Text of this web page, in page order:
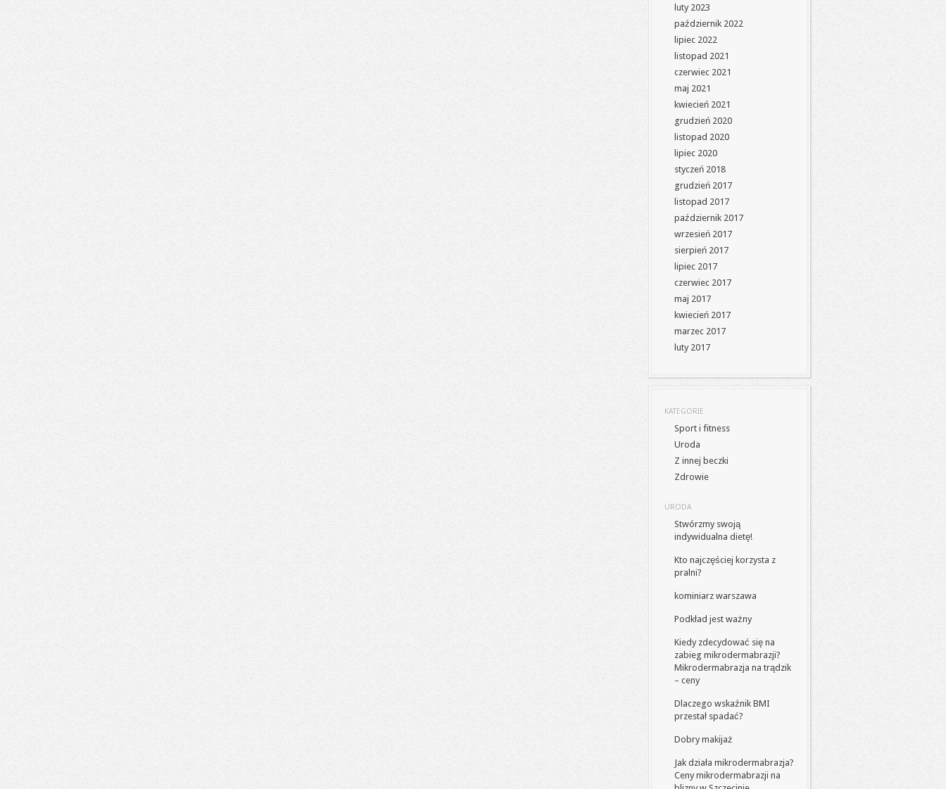
luty 2023
październik 2022
lipiec 2022
listopad 2021
czerwiec 2021
maj 2021
kwiecień 2021
grudzień 2020
listopad 2020
lipiec 2020
styczeń 2018
grudzień 2017
listopad 2017
październik 2017
wrzesień 2017
sierpień 2017
lipiec 2017
czerwiec 2017
maj 2017
kwiecień 2017
marzec 2017
luty 2017
KATEGORIE
Sport i fitness
Uroda
Z innej beczki
Zdrowie
URODA
Stwórzmy swoją
indywidualna dietę!
Kto najczęściej korzysta z
pralni?
kominiarz warszawa
Podkład jest ważny
Kiedy zdecydować się na
zabieg mikrodermabrazji?
Mikrodermabrazja na trądzik
– ceny
Dlaczego wskaźnik BMI
przestał spadać?
Dobry makijaż
Jak działa mikrodermabrazja?
Ceny mikrodermabrazji na